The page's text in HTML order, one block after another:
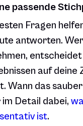
passende
Fragen
antworten.
auf deine
Wann das
Detail dabei,
ist.